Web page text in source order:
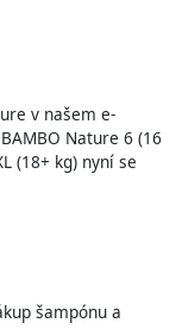
v našem e-
Nature 6 (16
(18+ kg) nyní se
šampónu a